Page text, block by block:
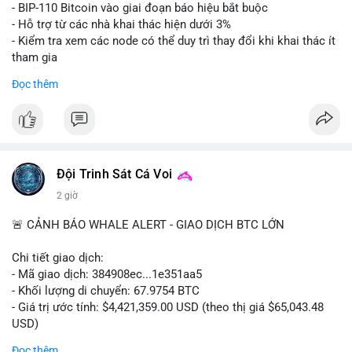
Lời khuyên: Nhà đầu tư nhỏ lẻ nên thận trọng quan sát biến
động thanh khoản trong 24-48 giờ tới. Tránh hành động theo
cảm xúc, hãy chờ xác nhận điểm đến của số BTC này trước khi
điều chỉnh vị thế.
#556btc #36trusd
- BIP-110 Bitcoin vào giai đoạn báo hiệu bắt buộc
- Hỗ trợ từ các nhà khai thác hiện dưới 3%
- Kiểm tra xem các node có thể duy trì thay đổi khi khai thác ít
tham gia
📰 Nguồn: Cointelegraph
Đọc thêm
Đội Trinh Sát Cá Voi
2 giờ
🚨 CẢNH BÁO WHALE ALERT - GIAO DỊCH BTC LỚN
Chi tiết giao dịch:
- Mã giao dịch: 384908ec...1e351aa5
- Khối lượng di chuyển: 67.9754 BTC
- Giá trị ước tính: $4,421,359.00 USD (theo thị giá $65,043.48
USD)